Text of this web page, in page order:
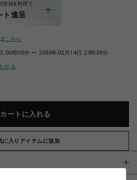
登録&利用で
ト進呈
こちら
00時00分 〜 2050年02月14日 23時59分
せる
カートに入れる
に入りアイテムに追加